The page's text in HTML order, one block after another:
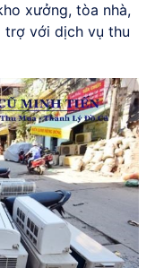
xưởng, tòa nhà,
trợ với dịch vụ thu